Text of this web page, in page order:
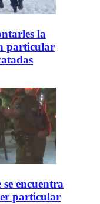
la
particular
encuentra
particular